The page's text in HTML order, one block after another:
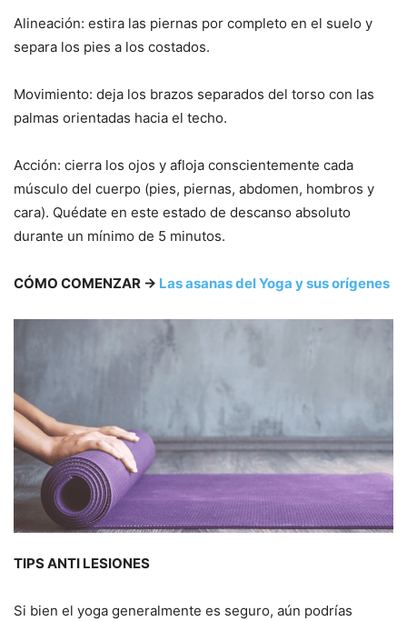
Alineación: estira las piernas por completo en el suelo y
separa los pies a los costados.
Movimiento: deja los brazos separados del torso con las
palmas orientadas hacia el techo.
Acción: cierra los ojos y afloja conscientemente cada
músculo del cuerpo (pies, piernas, abdomen, hombros y
cara). Quédate en este estado de descanso absoluto
durante un mínimo de 5 minutos.
CÓMO COMENZAR → Las asanas del Yoga y sus orígenes
TIPS ANTI LESIONES
Si bien el yoga generalmente es seguro, aún podrías